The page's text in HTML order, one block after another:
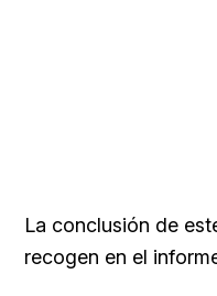
La conclusión de
recogen en el